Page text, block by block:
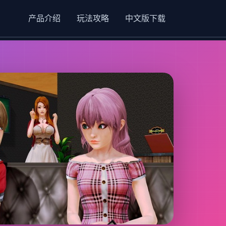
产品介绍 玩法攻略 中文版下载